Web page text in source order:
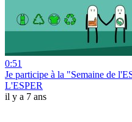
0:51
Je participe à la "Semaine de
L'ESPER
il y a 7 ans